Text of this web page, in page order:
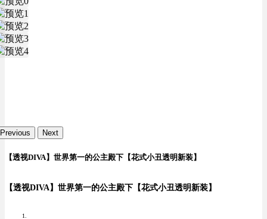
Previous Next
【透视DIVA】世界第一的公主殿下【花式小丑透明新装】
【透视DIVA】世界第一的公主殿下【花式小丑透明新装】